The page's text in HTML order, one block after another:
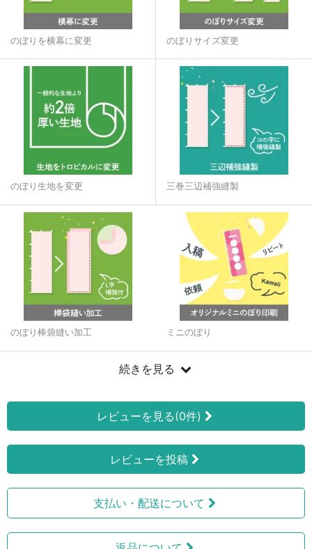
のぼりを横幕に変更 のぼりサイズ変更
のぼり生地を変更 三巻三辺補強縫製
のぼり棒袋縫い加工 ミニのぼり
続きを見る
レビューを見る(0件)
レビューを投稿
支払い・配送について